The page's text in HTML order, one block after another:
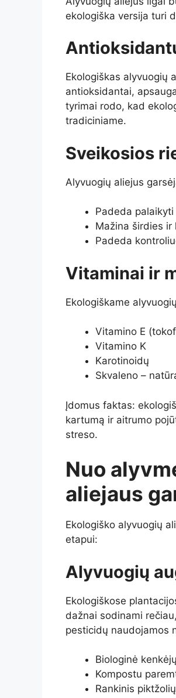
ekologiška versija turi
Ekologiškas alyvuogių
antioksidantai,
tyrimai rodo, kad
tradiciniame.
Sveikosios
Alyvuogių aliejus
Padeda
Mažina širdies ir
Padeda
Vitaminai ir
Ekologiškame
Vitamino E
Vitamino K
Karotinoidų
Skvaleno –
Įdomus faktas:
kartumą ir aitrumo
streso.
Nuo
aliejaus
Ekologiško alyvuogių
etapui:
Alyvuogių
Ekologiškose
dažnai sodinami
pesticidų naudojamos
Biologinė
Kompostu
Rankinis